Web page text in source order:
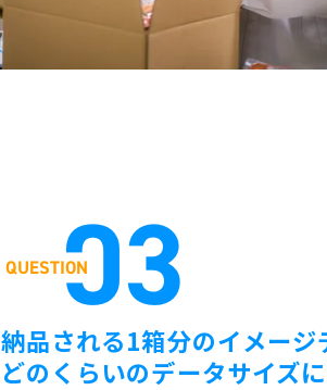
03
納品される1箱分のイメージ
どのくらいのデータサイズ